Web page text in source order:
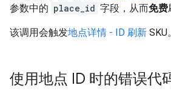
参数中的 place_id 字段，从而免费
该调用会触发地点详情 - ID 刷新 SKU。
使用地点 ID 时的错误代